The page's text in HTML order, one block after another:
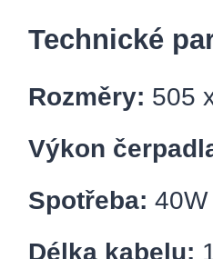
Technické
Rozměry: 505
Výkon
Spotřeba:
Délka kabelu: